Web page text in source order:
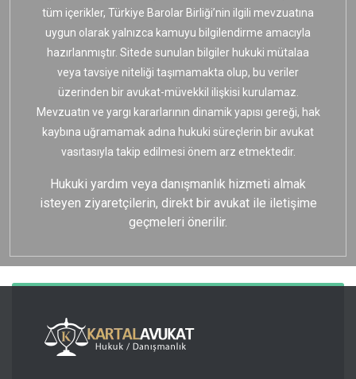
tüm içerikler, Türkiye Barolar Birliği’nin ilgili mevzuatına
uygun olarak yalnızca kamuyu bilgilendirme amacıyla
hazırlanmıştır. Sitede sunulan bilgiler hukuki mütalaa
veya tavsiye niteliği taşımamakta olup, bu veriler
üzerinden bir avukat-müvekkil ilişkisi kurulamaz.
Mevzuatın ve yargı kararlarının dinamik yapısı gereği, hak
kaybına uğramamak adına hukuki süreçlerin bir avukat
vasıtasıyla takip edilmesi önem arz etmektedir.
Hukuki yardım veya danışmanlık hizmeti almak
isteyen ziyaretçilerin, direkt bir avukat ile iletişime
geçmeleri önerilir.